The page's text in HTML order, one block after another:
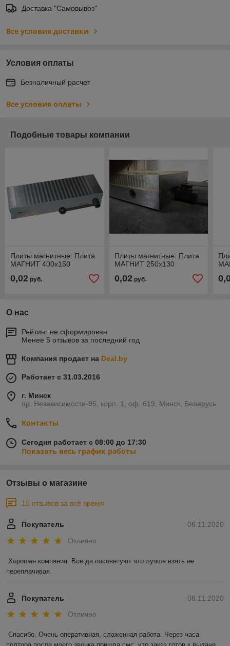
Доставка "Самовывоз"
Все условия доставки
Условия оплаты
Безналичный расчет
Все условия оплаты
Подобные товары компании
Плиты магнитные: Плита
МАГНИТ 400х150
0,02 руб.
Плиты магнитные: Плита
МАГНИТ 250х130
0,02руб.
О нас
Рейтинг не сформирован
Менее 5 отзывов за последний год
Компания продает на Deal.by
Работает с 31.03.2016
г. Минск
пр. Независимости-95, корп. 1, оф. 619, Минск, Беларусь
Контакты
Сегодня работает с 08:00 до 17:30
Показать весь график работы
Отзывы о магазине
15 отзывов за всё время
06.11.2020
Покупатель
Отлично
Хорошая компания. Всегда посоветуют что лучше взять не
переплачивая.
06.11.2020
Покупатель
Отлично
Спасибо. Очень оперативная, слаженная работа. Через часа